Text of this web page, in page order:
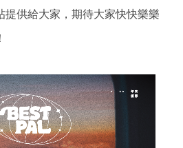
提供給大家，期待大家快快樂樂